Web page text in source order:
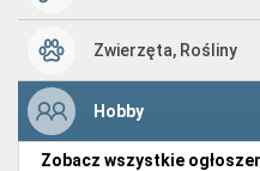
Zwierzęta, Rośliny
Hobby
Zobacz wszystkie